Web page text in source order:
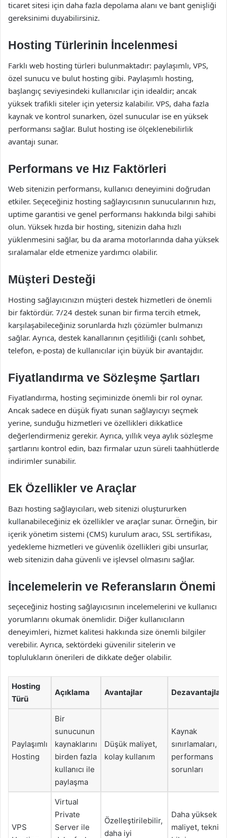
ticaret sitesi için daha fazla depolama alanı ve bant genişliği
gereksinimi duyabilirsiniz.
Hosting Türlerinin İncelenmesi
Farklı web hosting türleri bulunmaktadır: paylaşımlı, VPS,
özel sunucu ve bulut hosting gibi. Paylaşımlı hosting,
başlangıç seviyesindeki kullanıcılar için idealdir; ancak
yüksek trafikli siteler için yetersiz kalabilir. VPS, daha fazla
kaynak ve kontrol sunarken, özel sunucular ise en yüksek
performansı sağlar. Bulut hosting ise ölçeklenebilirlik
avantajı sunar.
Performans ve Hız Faktörleri
Web sitenizin performansı, kullanıcı deneyimini doğrudan
etkiler. Seçeceğiniz hosting sağlayıcısının sunucularının hızı,
uptime garantisi ve genel performansı hakkında bilgi sahibi
olun. Yüksek hızda bir hosting, sitenizin daha hızlı
yüklenmesini sağlar, bu da arama motorlarında daha yüksek
sıralamalar elde etmenize yardımcı olabilir.
Müşteri Desteği
Hosting sağlayıcınızın müşteri destek hizmetleri de önemli
bir faktördür. 7/24 destek sunan bir firma tercih etmek,
karşılaşabileceğiniz sorunlarda hızlı çözümler bulmanızı
sağlar. Ayrıca, destek kanallarının çeşitliliği (canlı sohbet,
telefon, e-posta) de kullanıcılar için büyük bir avantajdır.
Fiyatlandırma ve Sözleşme Şartları
Fiyatlandırma, hosting seçiminizde önemli bir rol oynar.
Ancak sadece en düşük fiyatı sunan sağlayıcıyı seçmek
yerine, sunduğu hizmetleri ve özellikleri dikkatlice
değerlendirmeniz gerekir. Ayrıca, yıllık veya aylık sözleşme
şartlarını kontrol edin, bazı firmalar uzun süreli taahhütlerde
indirimler sunabilir.
Ek Özellikler ve Araçlar
Bazı hosting sağlayıcıları, web sitenizi oluştururken
kullanabileceğiniz ek özellikler ve araçlar sunar. Örneğin, bir
içerik yönetim sistemi (CMS) kurulum aracı, SSL sertifikası,
yedekleme hizmetleri ve güvenlik özellikleri gibi unsurlar,
web sitenizin daha güvenli ve işlevsel olmasını sağlar.
İncelemelerin ve Referansların Önemi
seçeceğiniz hosting sağlayıcısının incelemelerini ve kullanıcı
yorumlarını okumak önemlidir. Diğer kullanıcıların
deneyimleri, hizmet kalitesi hakkında size önemli bilgiler
verebilir. Ayrıca, sektördeki güvenilir sitelerin ve
toplulukların önerileri de dikkate değer olabilir.
Hosting
Türü
Açıklama Avantajlar Dezavantajlar
Paylaşımlı
Hosting
Bir
sunucunun
kaynaklarını
birden fazla
kullanıcı ile
paylaşma
Düşük maliyet,
kolay kullanım
Kaynak
sınırlamaları,
performans
sorunları
VPS
Virtual
Private
Server ile
Özelleştirilebilir,
daha iyi
Daha yüksek
maliyet, teknik